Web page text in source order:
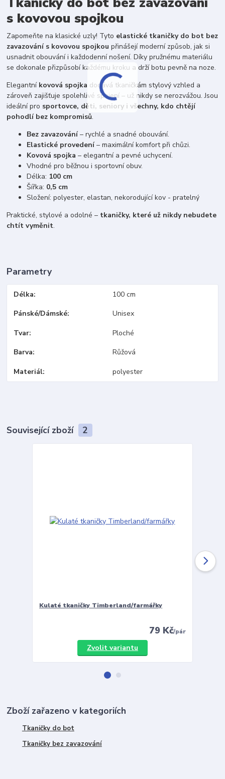
s kovovou spojkou
Zapomeňte na klasické uzly! Tyto elastické tkaničky do bot bez
zavazování s kovovou spojkou přinášejí moderní způsob, jak si
usnadnit obouvání i každodenní nošení. Díky pružnému materiálu
se dokonale přizpůsobí každému kroku a drží botu pevně na noze.
Elegantní kovová spojka dodává tkaničkám stylový vzhled a
zároveň zajišťuje spolehlivé spojení – už nikdy se nerozvážou. Jsou
ideální pro sportovce, děti, seniory i všechny, kdo chtějí
pohodlí bez kompromisů.
Bez zavazování– rychlé a snadné obouvání.
Elastické provedení– maximální komfort při chůzi.
Kovová spojka – elegantní a pevné uchycení.
Vhodné pro běžnou i sportovní obuv.
Délka: 100 cm
Šířka: 0,5 cm
Složení: polyester, elastan, nekorodující kov - pratelný
Praktické, stylové a odolné – tkaničky, které už nikdy nebudete
chtít vyměnit.
Parametry
Délka 100 cm
Pánské/Dámské Unisex
Tvar Ploché
Barva Růžová
Materiál polyester
Související zboží 2
Kulaté tkaničky Timberland/farmářky
79 Kč/pár
Zvolit variantu
Zboží zařazeno v kategoriích
Tkaničky do bot
Tkaničky bez zavazování